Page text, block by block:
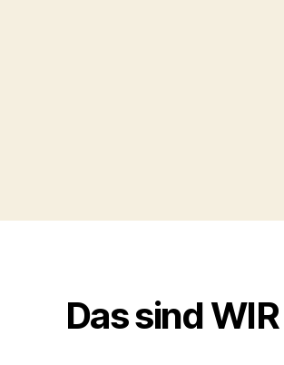
Das sind WIR